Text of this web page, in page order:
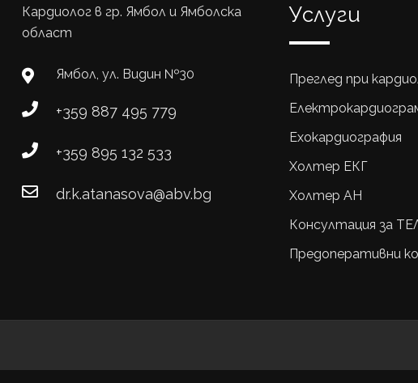
Кардиолог в гр. Ямбол и Ямболска
област
Ямбол, ул. Видин №30
+359 887 495 779
+359 895 132 533
dr.k.atanasova@abv.bg
Услуги
Преглед при
Ехокардиография
Холтер ЕКГ
Холтер АН
Консултация за
Предоперативни